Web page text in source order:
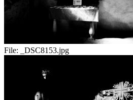
File: _DSC8153.jpg